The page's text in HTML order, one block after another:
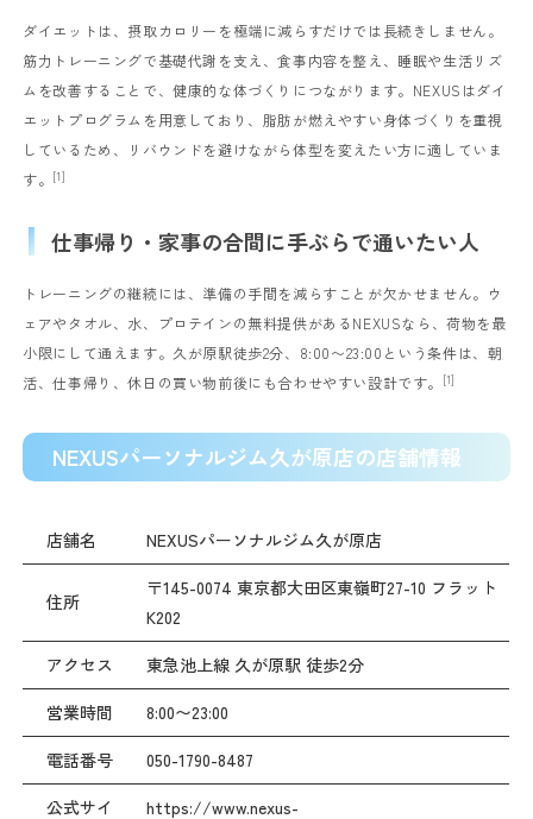
ダイエットは、摂取カロリーを極端に減らすだけでは長続きしません。
筋力トレーニングで基礎代謝を支え、食事内容を整え、睡眠や生活リズ
ムを改善することで、健康的な体づくりにつながります。NEXUSはダイ
エットプログラムを用意しており、脂肪が燃えやすい身体づくりを重視
しているため、リバウンドを避けながら体型を変えたい方に適していま
す。
[1]
仕事帰り・家事の合間に手ぶらで通いたい人
トレーニングの継続には、準備の手間を減らすことが欠かせません。ウ
ェアやタオル、水、プロテインの無料提供があるNEXUSなら、荷物を最
小限にして通えます。久が原駅徒歩2分、8:00〜23:00という条件は、朝
活、仕事帰り、休日の買い物前後にも合わせやすい設計です。
[1]
NEXUSパーソナルジム久が原店の店舗情報
店舗名 NEXUSパーソナルジム久が原店
住所
〒145-0074 東京都大田区東嶺町27-10 フラット
K202
アクセス
東急池上線 久が原駅 徒歩2分
営業時間
8:00〜23:00
電話番号
050-1790-8487
公式サイ
https://www.nexus-